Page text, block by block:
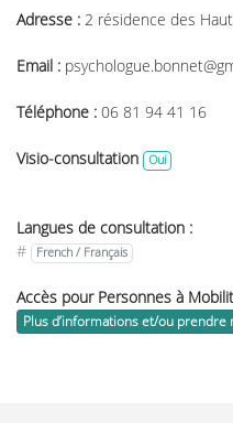
Adresse : 2 résidence des
Email :
Téléphone : 06 81 94 41 16
Visio-consultation Oui
Langues de consultation :
#
French / Français
Accès pour Personnes à
Plus d’informations et/ou prendre